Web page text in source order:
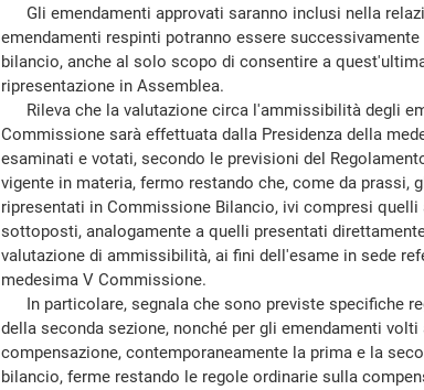
Gli emendamenti approvati saranno inclusi nella
emendamenti respinti potranno essere
bilancio, anche al solo scopo di consentire a
ripresentazione in Assemblea.
Rileva che la valutazione circa l'ammissibilità degli
Commissione sarà effettuata dalla Presidenza della
esaminati e votati, secondo le previsioni del
vigente in materia, fermo restando che, come da prassi,
ripresentati in Commissione Bilancio, ivi compresi quelli
sottoposti, analogamente a quelli presentati
valutazione di ammissibilità, ai fini dell'esame in sede
medesima V Commissione.
In particolare, segnala che sono previste specifiche
della seconda sezione, nonché per gli emendamenti
compensazione, contemporaneamente la prima e la
bilancio, ferme restando le regole ordinarie sulla